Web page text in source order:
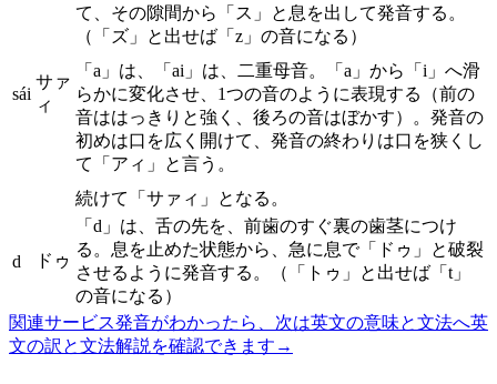
sái
サァ
ィ
て、その隙間から「ス」と息を出して発音する。
（「ズ」と出せば「z」の音になる）
「a」は、「ai」は、二重母音。「a」から「i」へ滑
らかに変化させ、1つの音のように表現する（前の
音ははっきりと強く、後ろの音はぼかす）。発音の
初めは口を広く開けて、発音の終わりは口を狭くし
て「アィ」と言う。
続けて「サァィ」となる。
d ドゥ
「d」は、舌の先を、前歯のすぐ裏の歯茎につけ
る。息を止めた状態から、急に息で「ドゥ」と破裂
させるように発音する。（「トゥ」と出せば「t」
の音になる）
関連サービス発音がわかったら、次は英文の意味と文法へ英
文の訳と文法解説を確認できます →